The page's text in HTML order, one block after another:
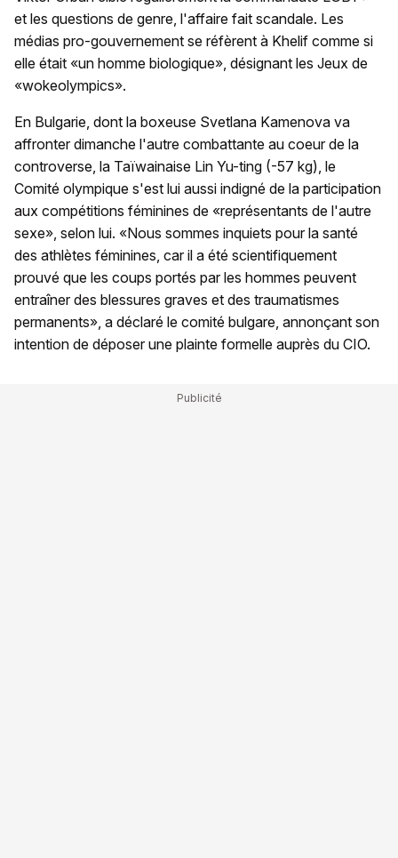
et les questions de genre, l'affaire fait scandale. Les
médias pro-gouvernement se réfèrent à Khelif comme si
elle était «un homme biologique», désignant les Jeux de
«wokeolympics».
En Bulgarie, dont la boxeuse Svetlana Kamenova va
affronter dimanche l'autre combattante au coeur de la
controverse, la Taïwainaise Lin Yu-ting (-57 kg), le
Comité olympique s'est lui aussi indigné de la participation
aux compétitions féminines de «représentants de l'autre
sexe», selon lui. «Nous sommes inquiets pour la santé
des athlètes féminines, car il a été scientifiquement
prouvé que les coups portés par les hommes peuvent
entraîner des blessures graves et des traumatismes
permanents», a déclaré le comité bulgare, annonçant son
intention de déposer une plainte formelle auprès du CIO.